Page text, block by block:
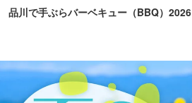
品川で手ぶらバーベキュー（BBQ）2026